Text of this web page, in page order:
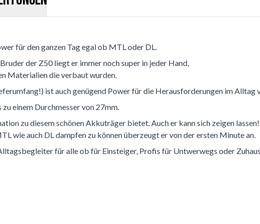
für den ganzen Tag egal ob MTL oder DL.
der Z50 liegt er immer noch super in jeder Hand,
Materialien die verbaut wurden.
ist auch genügend Power für die Herausforderungen im Alltag
einem Durchmesser von 27mm.
zu diesem schönen Akkuträger bietet. Auch er kann sich zeigen lassen!
wie auch DL dampfen zu können überzeugt er von der ersten Minute an.
für alle ob für Einsteiger, Profis für Untwerwegs oder